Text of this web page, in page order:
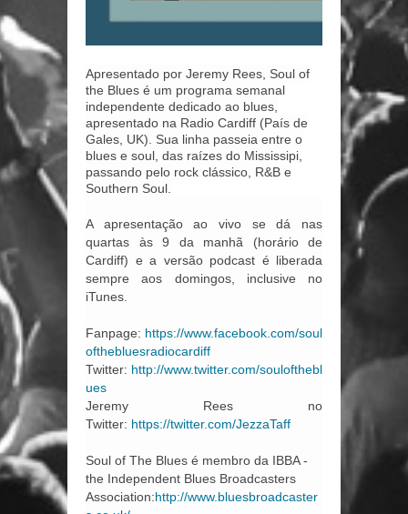
Apresentado por Jeremy Rees, Soul of
the Blues é um programa semanal
independente dedicado ao blues,
apresentado na Radio Cardiff (País de
Gales, UK). Sua linha passeia entre o
blues e soul, das raízes do Mississipi,
passando pelo rock clássico, R&B e
Southern Soul.
A apresentação ao vivo se dá nas
quartas às 9 da manhã (horário de
Cardiff) e a versão podcast é liberada
sempre aos domingos, inclusive no
iTunes.
Fanpage: https://www.facebook.com/soul
ofthebluesradiocardiff
Twitter: http://www.twitter.com/soulofthebl
ues
Jeremy Rees no
Twitter: https://twitter.com/JezzaTaff
Soul of The Blues é membro da IBBA -
the Independent Blues Broadcasters
Association:http://www.bluesbroadcaster